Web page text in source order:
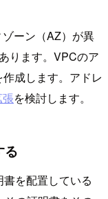
ーン（AZ）が異
ります。VPCのア
成します。アドレ
を検討します。
る
を配置している